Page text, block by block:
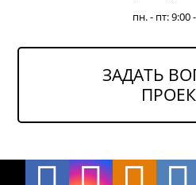
пн. - пт: 9:00
ЗАДАТЬ